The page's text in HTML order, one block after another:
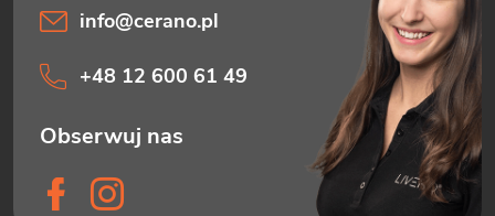
info@cerano.pl
+48 12 600 61 49